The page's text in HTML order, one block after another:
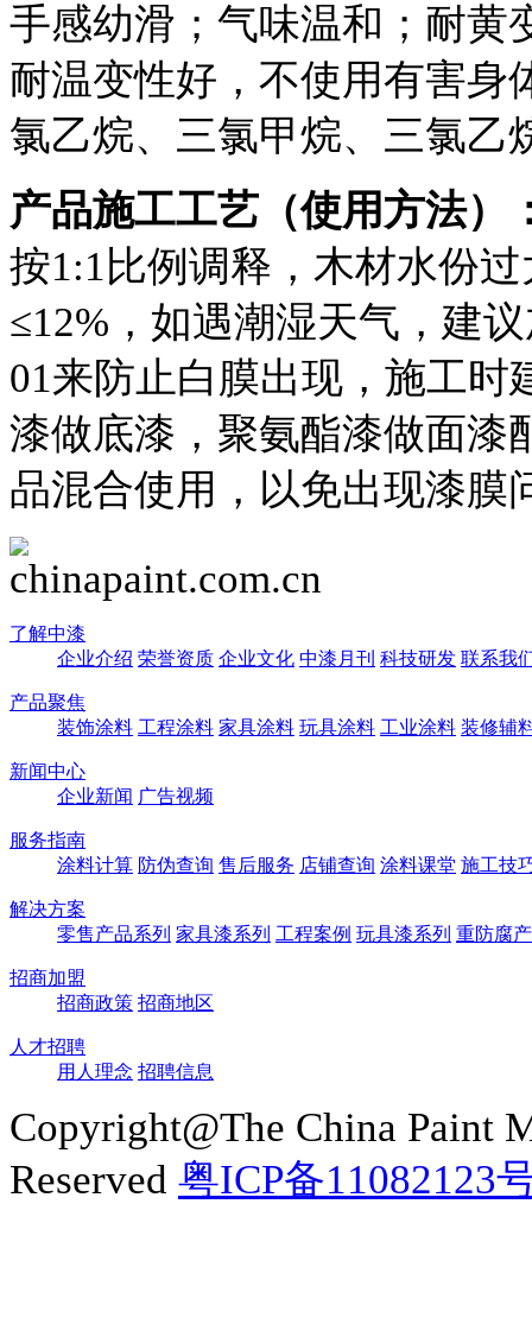
手感幼滑；气味温和；耐黄
耐温变性好，不使用有害身
氯乙烷、三氯甲烷、三氯乙
产品施工工艺（使用方法）
按1:1比例调释，木材水份
≤12%，如遇潮湿天气，建
01来防止白膜出现，施工
漆做底漆，聚氨酯漆做面漆
品混合使用，以免出现漆膜
了解中漆
企业介绍 荣誉资质 企业文化 中漆月刊 科技研发 联系我
产品聚焦
装饰涂料 工程涂料 家具涂料 玩具涂料 工业涂料 装修辅
新闻中心
企业新闻 广告视频
服务指南
涂料计算 防伪查询 售后服务 店铺查询 涂料课堂 施工技
解决方案
零售产品系列 家具漆系列 工程案例 玩具漆系列 重防腐
招商加盟
招商政策 招商地区
人才招聘
用人理念 招聘信息
Copyright@The China Paint
Reserved 粤ICP备11082123